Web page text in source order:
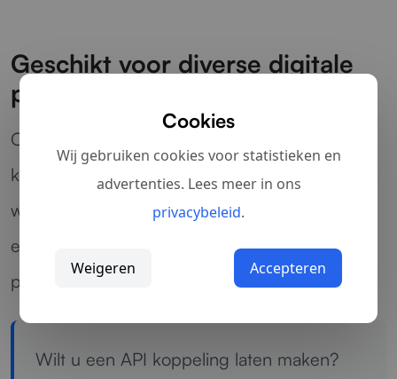
Geschikt voor diverse digitale
processen
Of het nu gaat om orderverwerking,
klantgegevens, voorraadbeheer of interne
workflows: wij zorgen voor een slimme en
efficiënte koppeling die perfect aansluit op uw
proces.
Wilt u een API koppeling laten maken?
Cookies
Wij gebruiken cookies voor statistieken en
advertenties. Lees meer in ons
privacybeleid.
Weigeren Accepteren